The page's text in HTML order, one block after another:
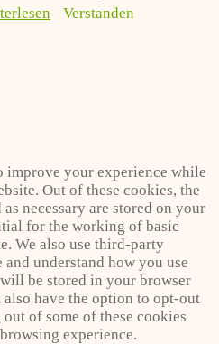
Verstanden
improve your experience while
Out of these cookies, the
necessary are stored on your
for the working of basic
We also use third-party
understand how you use
be stored in your browser
have the option to opt-out
of some of these cookies
experience.